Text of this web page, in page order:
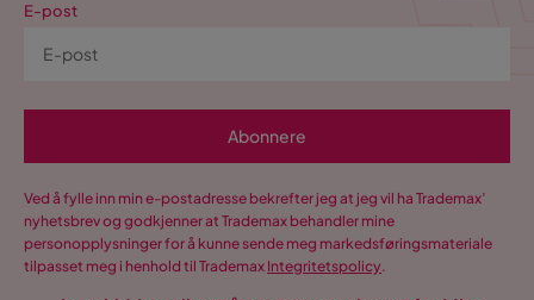
E-post
Abonnere
Ved å fylle inn min e-postadresse bekrefter jeg at jeg vil ha Trademax’
nyhetsbrev og godkjenner at Trademax behandler mine
personopplysninger for å kunne sende meg markedsføringsmateriale
tilpasset meg i henhold til Trademax Integritetspolicy.